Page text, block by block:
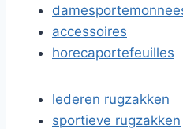
accessoires
horecaportefeuilles
lederen rugzakken
sportieve rugzakken